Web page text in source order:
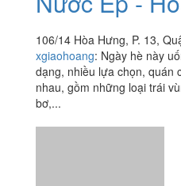
106/14 Hòa Hưng, P. 13,
xgiaohoang: Ngày hè này
dạng, nhiều lựa chọn, quán
nhau, gồm những loại trái
bơ,...